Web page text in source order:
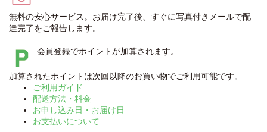
無料の安心サービス。お届け完了後、すぐに写真付きメールで配
達完了をご報告します。
会員登録でポイントが加算されます。
加算されたポイントは次回以降のお買い物でご利用可能です。
ご利用ガイド
配送方法・料金
お申し込み日・お届け日
お支払いについて